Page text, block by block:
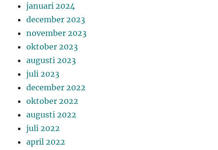
januari 2024
december 2023
november 2023
oktober 2023
augusti 2023
juli 2023
december 2022
oktober 2022
augusti 2022
juli 2022
april 2022